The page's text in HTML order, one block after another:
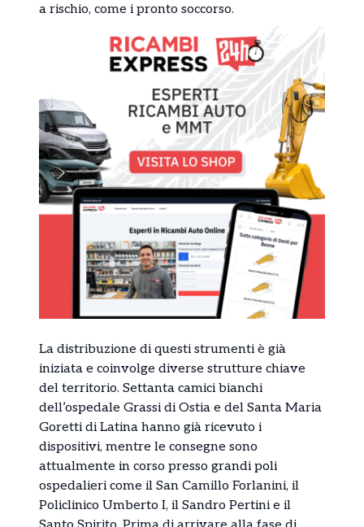
a rischio, come i pronto soccorso.
La distribuzione di questi strumenti è già
iniziata e coinvolge diverse strutture chiave
del territorio. Settanta camici bianchi
dell’ospedale Grassi di Ostia e del Santa Maria
Goretti di Latina hanno già ricevuto i
dispositivi, mentre le consegne sono
attualmente in corso presso grandi poli
ospedalieri come il San Camillo Forlanini, il
Policlinico Umberto I, il Sandro Pertini e il